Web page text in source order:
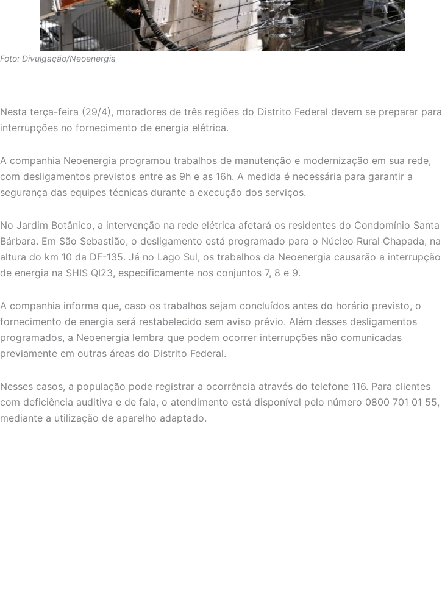
Foto: Divulgação/Neoenergia
Nesta terça-feira (29/4), moradores de três regiões do Distrito Federal devem se preparar para
interrupções no fornecimento de energia elétrica.
A companhia Neoenergia programou trabalhos de manutenção e modernização em sua rede,
com desligamentos previstos entre as 9h e as 16h. A medida é necessária para garantir a
segurança das equipes técnicas durante a execução dos serviços.
No Jardim Botânico, a intervenção na rede elétrica afetará os residentes do Condomínio Santa
Bárbara. Em São Sebastião, o desligamento está programado para o Núcleo Rural Chapada, na
altura do km 10 da DF-135. Já no Lago Sul, os trabalhos da Neoenergia causarão a interrupção
de energia na SHIS QI23, especificamente nos conjuntos 7, 8 e 9.
A companhia informa que, caso os trabalhos sejam concluídos antes do horário previsto, o
fornecimento de energia será restabelecido sem aviso prévio. Além desses desligamentos
programados, a Neoenergia lembra que podem ocorrer interrupções não comunicadas
previamente em outras áreas do Distrito Federal.
Nesses casos, a população pode registrar a ocorrência através do telefone 116. Para clientes
com deficiência auditiva e de fala, o atendimento está disponível pelo número 0800 701 01 55,
mediante a utilização de aparelho adaptado.